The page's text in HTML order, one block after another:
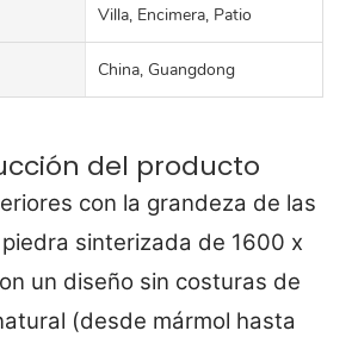
Villa, Encimera, Patio
China, Guangdong
del producto
con la grandeza de las
sinterizada de 1600 x
un diseño sin costuras de
(desde mármol hasta